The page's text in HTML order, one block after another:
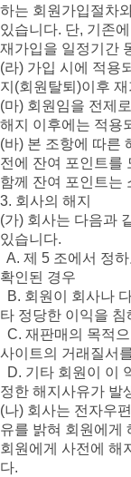
하는 회원가입절차
있습니다. 단, 기존
재가입을 일정기간
(라) 가입 시에 적용
지(회원탈퇴)이후
(마) 회원임을 전제
해지 이후에는 적용
(바) 본 조항에 따른
전에 잔여 포인트를
함께 잔여 포인트는
3. 회사의 해지
(가) 회사는 다음과
있습니다.
A. 제 5 조에서 정
확인된 경우
B. 회원이 회사나
타 정당한 이익을
C. 재판매의 목적
사이트의 거래질서
D. 기타 회원이 이
정한 해지사유가 발
(나) 회사는 전자우
유를 밝혀 회원에게
회원에게 사전에 해
다.